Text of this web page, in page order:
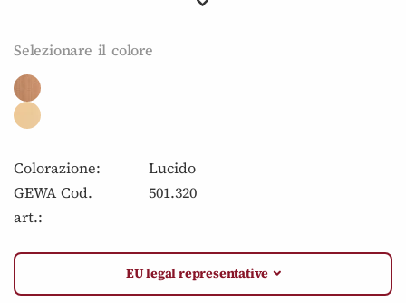
Selezionare il colore
Colorazione:
Lucido
GEWA Cod.
art.:
501.320
EU legal representative